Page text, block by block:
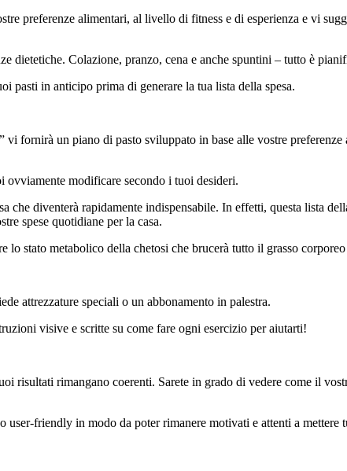
preferenze alimentari, al livello di fitness e di esperienza e vi
dietetiche. Colazione, pranzo, cena e anche spuntini – tutto è
pasti in anticipo prima di generare la tua lista della spesa.
fornirà un piano di pasto sviluppato in base alle vostre
ovviamente modificare secondo i tuoi desideri.
che diventerà rapidamente indispensabile. In effetti, questa lista
spese quotidiane per la casa.
stato metabolico della chetosi che brucerà tutto il grasso
attrezzature speciali o un abbonamento in palestra.
visive e scritte su come fare ogni esercizio per aiutarti!
risultati rimangano coerenti. Sarete in grado di vedere come il
friendly in modo da poter rimanere motivati e attenti a